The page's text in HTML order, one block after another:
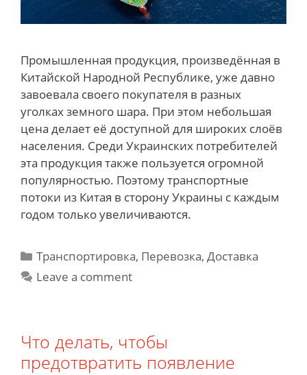
Промышленная продукция, произведённая в
Китайской Народной Республике, уже давно
завоевала своего покупателя в разных
уголках земного шара. При этом небольшая
цена делает её доступной для широких слоёв
населения. Среди Украинских потребителей
эта продукция также пользуется огромной
популярностью. Поэтому транспортные
потоки из Китая в сторону Украины с каждым
годом только увеличиваются.
Categories
Транспортировка, Перевозка, Доставка
Leave a comment
Что делать, чтобы
предотвратить появление